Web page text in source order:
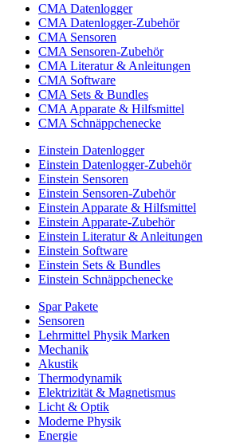
CMA Datenlogger
CMA Datenlogger-Zubehör
CMA Sensoren
CMA Sensoren-Zubehör
CMA Literatur & Anleitungen
CMA Software
CMA Sets & Bundles
CMA Apparate & Hilfsmittel
CMA Schnäppchenecke
Einstein Datenlogger
Einstein Datenlogger-Zubehör
Einstein Sensoren
Einstein Sensoren-Zubehör
Einstein Apparate & Hilfsmittel
Einstein Apparate-Zubehör
Einstein Literatur & Anleitungen
Einstein Software
Einstein Sets & Bundles
Einstein Schnäppchenecke
Spar Pakete
Sensoren
Lehrmittel Physik Marken
Mechanik
Akustik
Thermodynamik
Elektrizität & Magnetismus
Licht & Optik
Moderne Physik
Energie